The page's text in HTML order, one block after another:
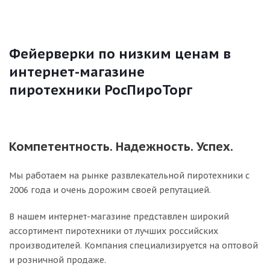
Фейерверки по низким ценам в
интернет-магазине
пиротехники РосПироТорг
Компетентность. Надежность. Успех.
Мы работаем на рынке развлекательной пиротехники с
2006 года и очень дорожим своей репутацией.
В нашем интернет-магазине представлен широкий
ассортимент пиротехники от лучших российских
производителей. Компания специализируется на оптовой
и розничной продаже.